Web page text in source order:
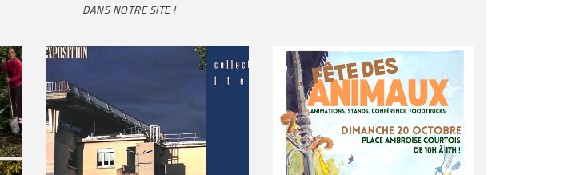
DANS NOTRE SITE !